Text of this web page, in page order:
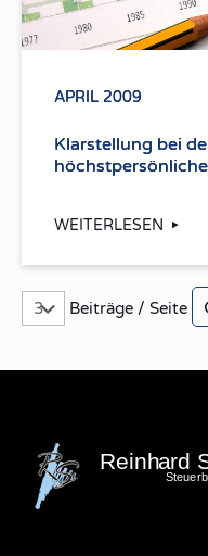
APRIL 2009
Klarstellung bei
WEITERLESEN
Beiträge / Seite